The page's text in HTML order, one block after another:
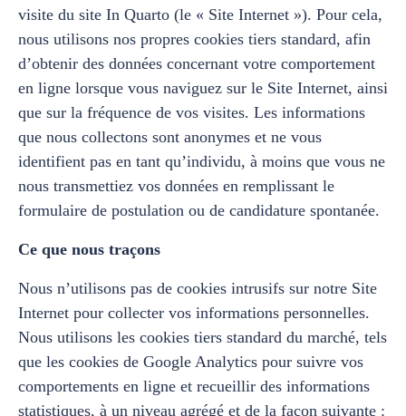
visite du site In Quarto (le « Site Internet »). Pour cela,
nous utilisons nos propres cookies tiers standard, afin
d’obtenir des données concernant votre comportement
en ligne lorsque vous naviguez sur le Site Internet, ainsi
que sur la fréquence de vos visites. Les informations
que nous collectons sont anonymes et ne vous
identifient pas en tant qu’individu, à moins que vous ne
nous transmettiez vos données en remplissant le
formulaire de postulation ou de candidature spontanée.
Ce que nous traçons
Nous n’utilisons pas de cookies intrusifs sur notre Site
Internet pour collecter vos informations personnelles.
Nous utilisons les cookies tiers standard du marché, tels
que les cookies de Google Analytics pour suivre vos
comportements en ligne et recueillir des informations
statistiques, à un niveau agrégé et de la façon suivante :